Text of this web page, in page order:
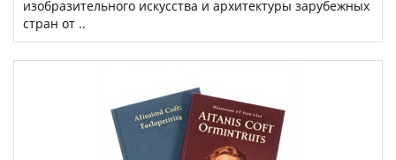
изобразительного искусства и архитектуры зарубежных
стран от ..